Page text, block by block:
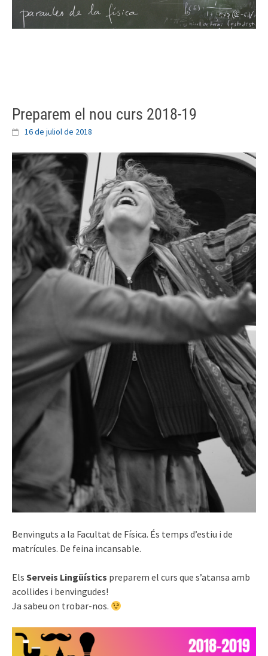
Preparem el nou curs 2018-19
16 de juliol de 2018
Benvinguts a la Facultat de Física. És temps d’estiu i de
matrícules. De feina incansable.
Els Serveis Lingüístics preparem el curs que s’atansa amb
acollides i benvingudes!
Ja sabeu on trobar-nos.